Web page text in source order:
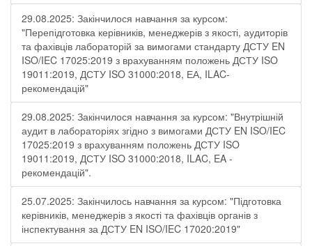
29.08.2025: Закінчилося навчання за курсом:
"Перепідготовка керівників, менеджерів з якості, аудиторів
та фахівців лабораторій за вимогами стандарту ДСТУ EN
ISO/IEC 17025:2019 з врахуванням положень ДСТУ ISO
19011:2019, ДСТУ ISO 31000:2018, ЕА, ILAC-
рекомендацій"
29.08.2025: Закінчилося навчання за курсом: "Внутрішній
аудит в лабораторіях згідно з вимогами ДСТУ EN ISO/IEC
17025:2019 з врахуванням положень ДСТУ ISO
19011:2019, ДСТУ ISO 31000:2018, ILAC, EA -
рекомендацій".
25.07.2025: Закінчилось навчання за курсом: "Підготовка
керівників, менеджерів з якості та фахівців органів з
інспектування за ДСТУ EN ISO/IEC 17020:2019"